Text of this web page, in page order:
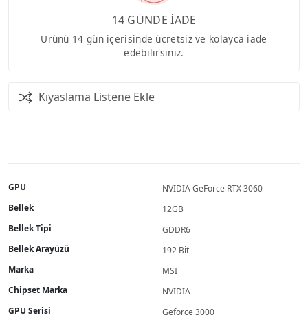
14 GÜNDE İADE
Ürünü 14 gün içerisinde ücretsiz ve kolayca iade
edebilirsiniz.
Kıyaslama Listene Ekle
GPU
NVIDIA GeForce RTX 3060
Bellek
12GB
Bellek Tipi
GDDR6
Bellek Arayüzü
192 Bit
Marka
MSI
Chipset Marka
NVIDIA
GPU Serisi
Geforce 3000